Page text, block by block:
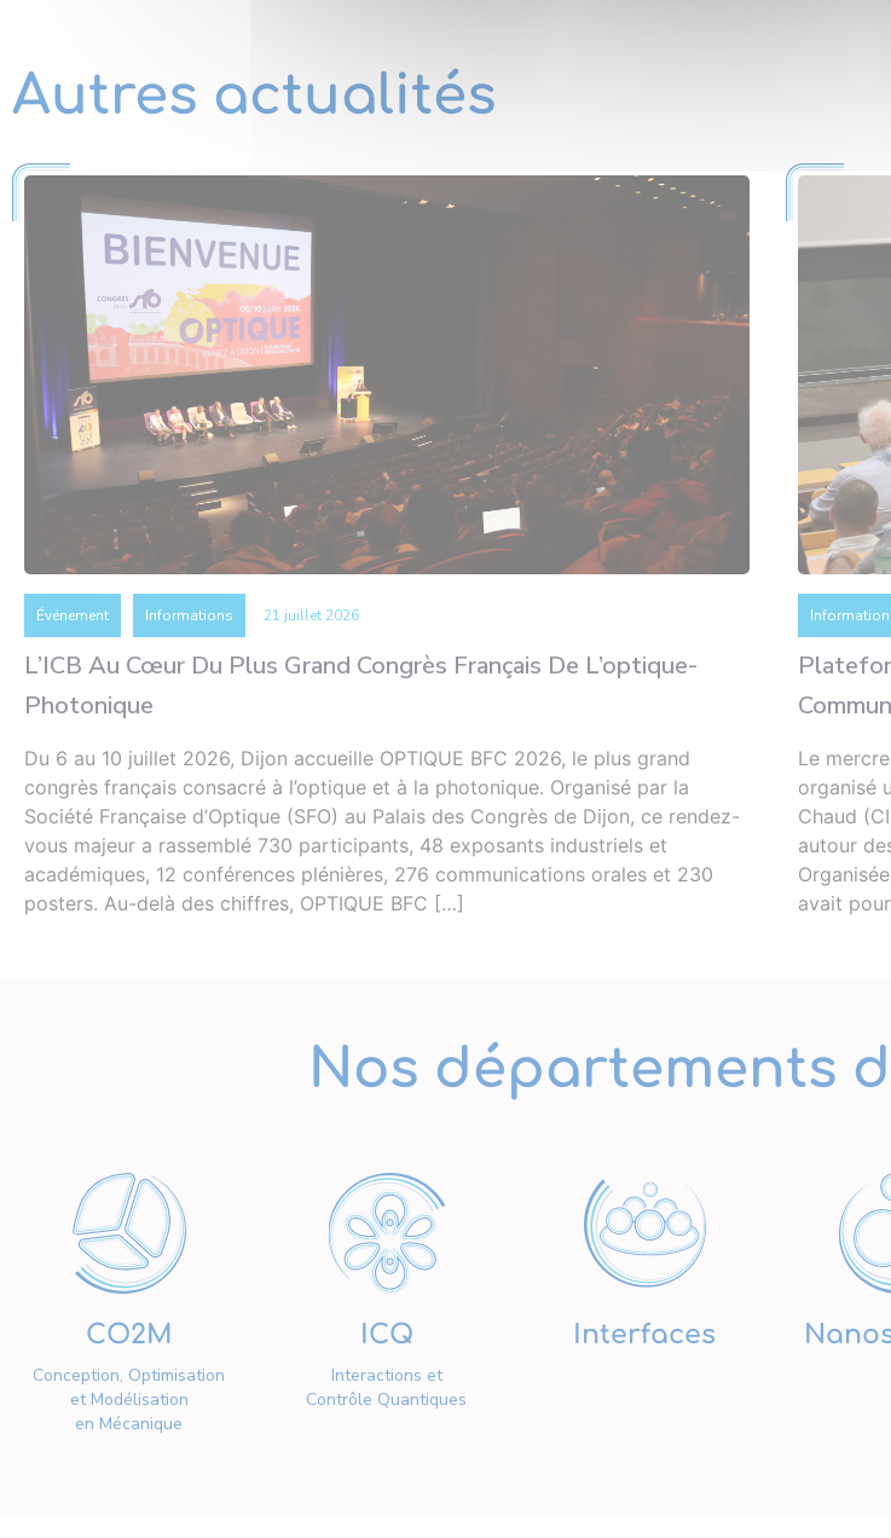
Autres actualités
Événement Informations 21 juillet 2026
L’ICB Au Cœur Du Plus Grand Congrès Français De L’optique-
Photonique
Du 6 au 10 juillet 2026, Dijon accueille OPTIQUE BFC 2026, le plus grand
congrès français consacré à l’optique et à la photonique. Organisé par la
Société Française d’Optique (SFO) au Palais des Congrès de Dijon, ce rendez-
vous majeur a rassemblé 730 participants, 48 exposants industriels et
académiques, 12 conférences plénières, 276 communications orales et 230
posters. Au-delà des chiffres, OPTIQUE BFC […]
Le
organisé
Chaud
autour
avait
Nos départements
CO2M
Conception, Optimisation
et Modélisation
en Mécanique
ICQ
Interactions et
Contrôle Quantiques
Interfaces